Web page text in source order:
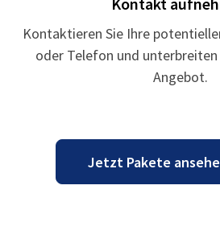
Kontaktieren Sie Ihre
oder Telefon und unterbreiten
Angebot.